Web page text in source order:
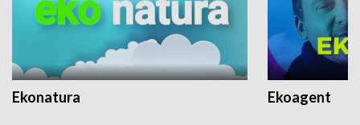
Ekonatura Ekoagent